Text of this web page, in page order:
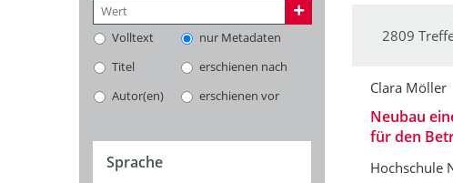
Volltext
nur Metadaten
Titel
erschienen nach
Autor(en)
erschienen vor
Sprache
2809
Clara Möller
Neubau
für den
Hochschule